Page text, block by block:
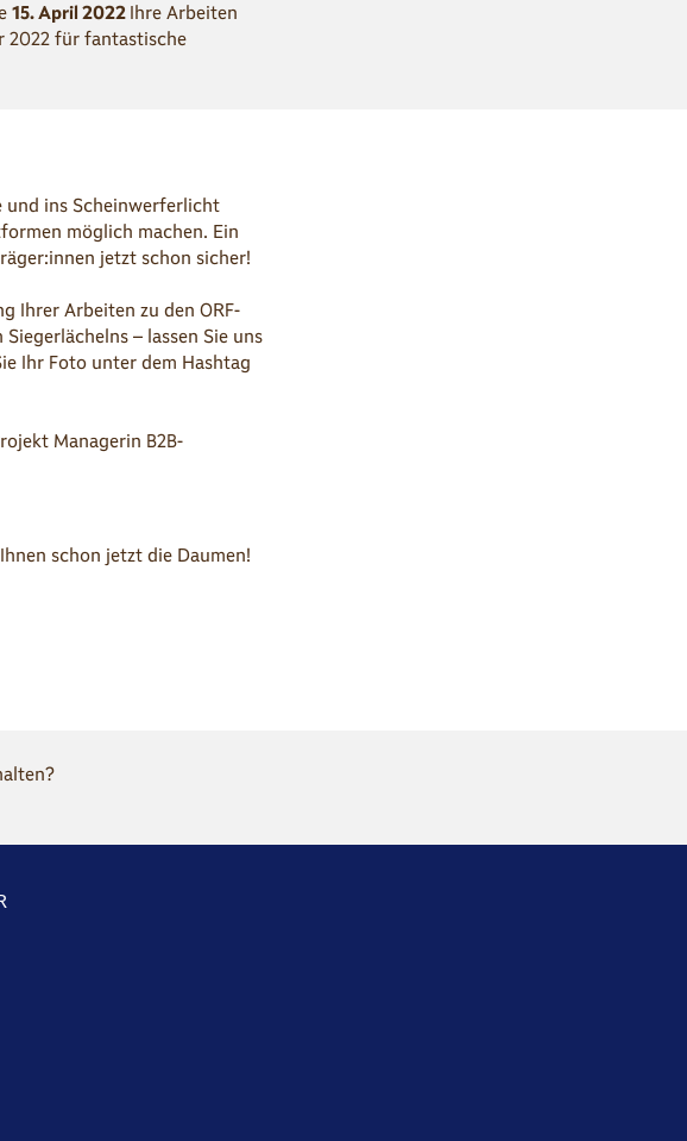
15. April 2022 Ihre Arbeiten
2022 für fantastische
und ins Scheinwerferlicht
möglich machen. Ein
jetzt schon sicher!
Ihrer Arbeiten zu den ORF-
– lassen Sie uns
Ihr Foto unter dem Hashtag
Managerin B2B-
schon jetzt die Daumen!